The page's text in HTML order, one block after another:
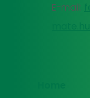
E-mail: